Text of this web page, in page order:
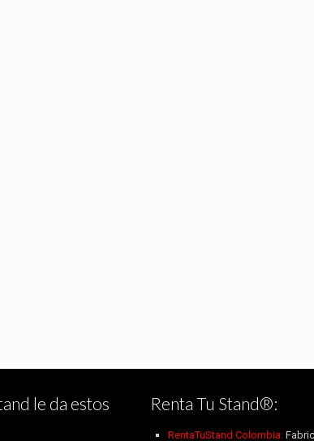
le da estos
Renta Tu Stand®:
RentaTuStand Colombia: